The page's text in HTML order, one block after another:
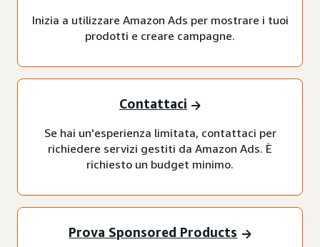
Inizia a utilizzare Amazon Ads per mostrare i tuoi
prodotti e creare campagne.
Contattaci
Se hai un'esperienza limitata, contattaci per
richiedere servizi gestiti da Amazon Ads. È
richiesto un budget minimo.
Prova Sponsored Products